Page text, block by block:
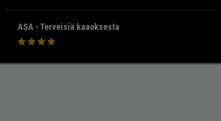
ASA - Terveisiä kaaoksesta